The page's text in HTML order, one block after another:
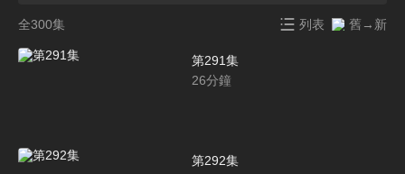
全300集 列表 舊→新
第291集
26分鐘
第292集